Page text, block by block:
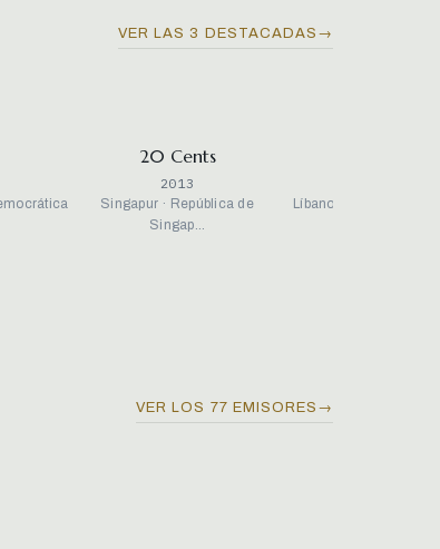
VER LAS 3 DESTACADAS →
20 Cents
2013
Singapur · República de
Singap…
Líbano · República
VER LOS 77 EMISORES →